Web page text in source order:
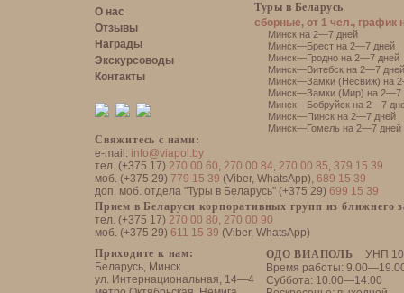
О нас
Отзывы
Награды
Экскурсоводы
Контакты
Свяжитесь с нами:
e-mail: info@viapol.by
тел. (+375 17) 270 00 60, 270 00 84, 270 00 85, 379 15 39
моб. (+375 29) 779 15 39 (Viber, WhatsApp), 689 15 39
доп. моб. отдела "Туры в Беларусь" (+375 29) 699 15 39
Прием в Беларуси корпоративных групп из ближнего
тел. (+375 17) 270 00 80, 270 00 90
моб. (+375 29) 611 15 39 (Viber, WhatsApp)
ОДО ВИАПОЛЬ
УНП
Время работы:
Суббота: 10.00—14.00
Приходите к нам:
Беларусь, Минск
ул. Интернациональная, 14—4
Туры в Беларусь
сборные, от 1 чел., график
Минск на 2—7 дней
Минск—Брест на 2—7 дней
Минск—Гродно на 2—7 дней
Минск—Витебск на 2—7 дней
Минск—Замки (Несвиж) на
Минск—Замки (Мир) на 2—7
Минск—Бобруйск на 2—7
Минск—Пинск на 2—7 дней
Минск—Гомель на 2—7 дней